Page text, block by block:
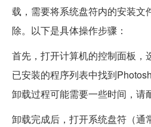
载，需要将系统盘符内的安装文
除。以下是具体操作步骤：
首先，打开计算机的控制面板，
已安装的程序列表中找到
卸载过程可能需要一些时间，请
卸载完成后，打开系统盘符（通